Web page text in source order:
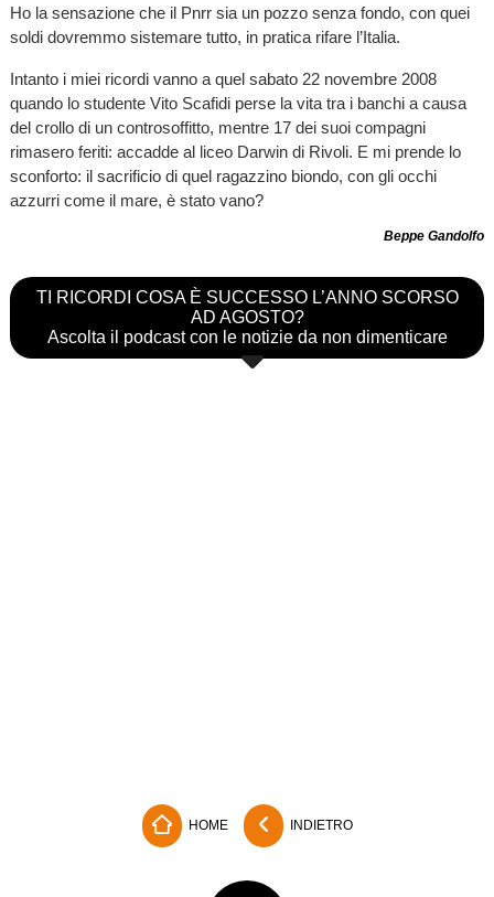
Ho la sensazione che il Pnrr sia un pozzo senza fondo, con quei
soldi dovremmo sistemare tutto, in pratica rifare l’Italia.
Intanto i miei ricordi vanno a quel sabato 22 novembre 2008
quando lo studente Vito Scafidi perse la vita tra i banchi a causa
del crollo di un controsoffitto, mentre 17 dei suoi compagni
rimasero feriti: accadde al liceo Darwin di Rivoli. E mi prende lo
sconforto: il sacrificio di quel ragazzino biondo, con gli occhi
azzurri come il mare, è stato vano?
Beppe Gandolfo
TI RICORDI COSA È SUCCESSO L’ANNO SCORSO
AD AGOSTO?
Ascolta il podcast con le notizie da non dimenticare
HOME INDIETRO